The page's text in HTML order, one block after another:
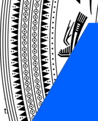
Web Page Word
Đáp ứng yêu cầu về số
Biết được những từ
thế nào. Bạn có thể sử